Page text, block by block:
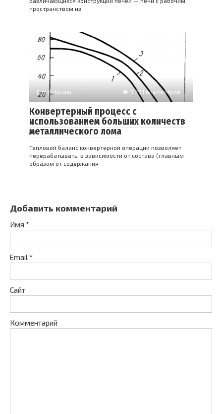
пространством из
Без рубрики 3 261 просмотров
Конвертерный процесс с
использованием больших количеств
металлического лома
Тепловой баланс конвертерной операции позволяет
перерабатывать, в зависимости от состава (главным
образом от содержания
Добавить комментарий
Имя *
Email*
Сайт
Комментарий